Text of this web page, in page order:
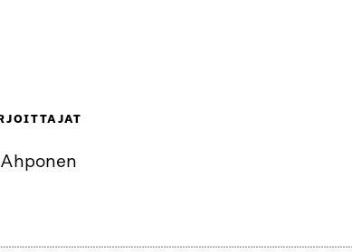
Ahponen